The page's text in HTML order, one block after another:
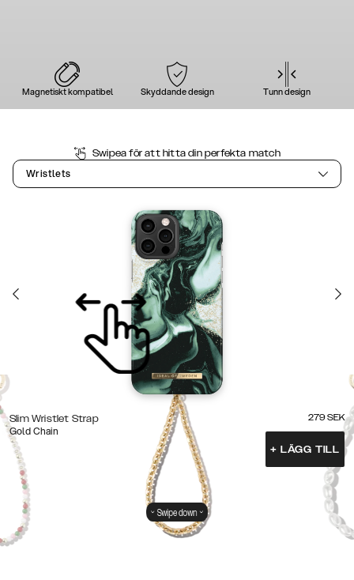
Magnetiskt kompatibel Skyddande design Tunn design
Swipea för att hitta din perfekta match
Wristlets
Slim Wristlet Strap
Gold Chain
279 SEK
+ LÄGG TILL
Swipe down